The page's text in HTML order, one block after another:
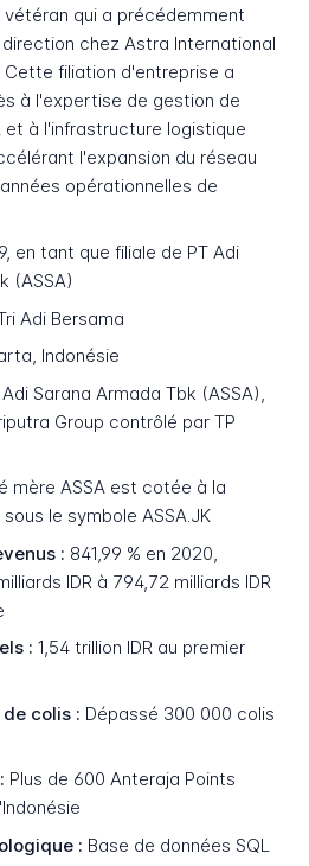
vétéran qui a précédemment
chez Astra International
filiation d'entreprise a
à l'expertise de gestion de
à l'infrastructure logistique
l'expansion du réseau
opérationnelles de
en tant que filiale de PT Adi
(ASSA)
Adi Bersama
Indonésie
Adi Sarana Armada Tbk (ASSA),
Group contrôlé par TP
mère ASSA est cotée à la
le symbole ASSA.JK
: 841,99 % en 2020,
IDR à 794,72 milliards IDR
: 1,54 trillion IDR au premier
colis : Dépassé 300 000 colis
Plus de 600 Anteraja Points
: Base de données SQL